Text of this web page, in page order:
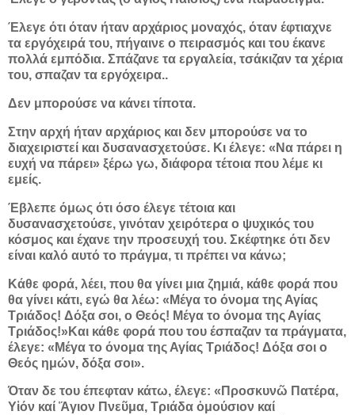
Έλεγε ότι όταν ήταν αρχάριος μοναχός, όταν έφτιαχνε
τα εργόχειρά του, πήγαινε ο πειρασμός και του έκανε
πολλά εμπόδια. Σπάζανε τα εργαλεία, τσάκιζαν τα χέρια
του, σπαζαν τα εργόχειρα..
Δεν μπορούσε να κάνει τίποτα.
Στην αρχή ήταν αρχάριος και δεν μπορούσε να το
διαχειριστεί και δυσανασχετούσε. Κι έλεγε: «Να πάρει η
ευχή να πάρει» ξέρω γω, διάφορα τέτοια που λέμε κι
εμείς.
Έβλεπε όμως ότι όσο έλεγε τέτοια και
δυσανασχετούσε, γινόταν χειρότερα ο ψυχικός του
κόσμος και έχανε την προσευχή του. Σκέφτηκε ότι δεν
είναι καλό αυτό το πράγμα, τι πρέπει να κάνω;
Κάθε φορά, λέει, που θα γίνει μια ζημιά, κάθε φορά που
θα γίνει κάτι, εγώ θα λέω: «Μέγα το όνομα της Αγίας
Τριάδος! Δόξα σοι, ο Θεός! Μέγα το όνομα της Αγίας
Τριάδος!»Και κάθε φορά που του έσπαζαν τα πράγματα,
έλεγε: «Μέγα το όνομα της Αγίας Τριάδος! Δόξα σοι ο
Θεός ημών, δόξα σοι».
Όταν δε του έπεφταν κάτω, έλεγε: «Προσκυνῶ Πατέρα,
Υἱόν καί Ἅγιον Πνεῦμα, Τριάδα ὁμούσιον καί